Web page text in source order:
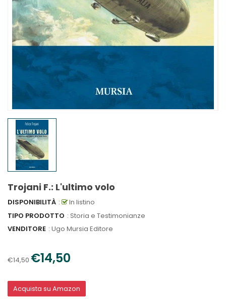
Trojani F.: L'ultimo volo
DISPONIBILITÀ :
In listino
TIPO PRODOTTO : Storia e Testimonianze
VENDITORE : Ugo Mursia Editore
€14,50 €14,50
Acquista su Amazon